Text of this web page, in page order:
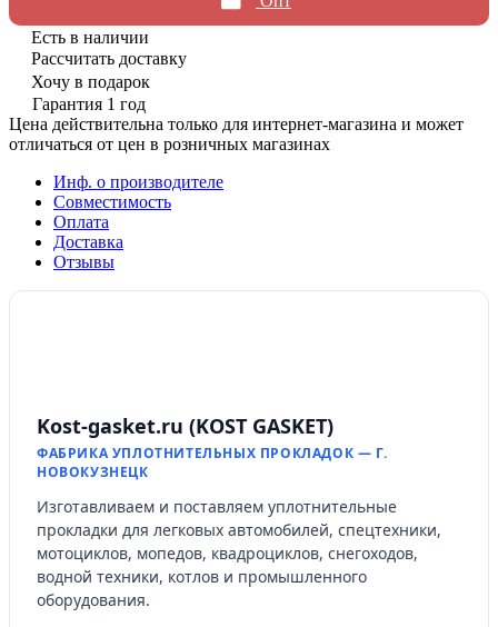
Есть в наличии
Рассчитать доставку
Хочу в подарок
Гарантия 1 год
Цена действительна только для интернет-магазина и может
отличаться от цен в розничных магазинах
Инф. о производителе
Совместимость
Оплата
Доставка
Отзывы
Kost-gasket.ru (KOST GASKET)
ФАБРИКА УПЛОТНИТЕЛЬНЫХ ПРОКЛАДОК — Г.
НОВОКУЗНЕЦК
Изготавливаем и поставляем уплотнительные
прокладки для легковых автомобилей, спецтехники,
мотоциклов, мопедов, квадроциклов, снегоходов,
водной техники, котлов и промышленного
оборудования.